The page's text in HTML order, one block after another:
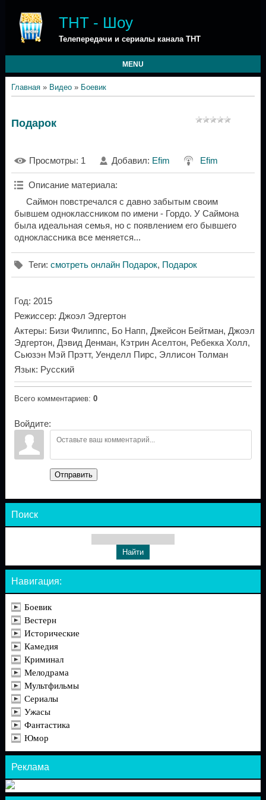
ТНТ - Шоу
Телепередачи и сериалы канала ТНТ
MENU
Главная» Видео» Боевик
Подарок
Просмотры: 1 Добавил: Efim Efim
Описание материала:
Саймон повстречался с давно забытым своим
бывшем одноклассником по имени - Гордо. У Саймона
была идеальная семья, но с появлением его бывшего
одноклассника все меняется...
Теги: смотреть онлайн Подарок, Подарок
Год: 2015
Режиссер: Джоэл Эдгертон
Актеры: Бизи Филиппс, Бо Напп, Джейсон Бейтман, Джоэл
Эдгертон, Дэвид Денман, Кэтрин Аселтон, Ребекка Холл,
Сьюзэн Мэй Прэтт, Уенделл Пирс, Эллисон Толман
Язык: Русский
Всего комментариев: 0
Войдите:
Отправить
Поиск
Навигация:
Боевик
Вестерн
Исторические
Камедия
Криминал
Мелодрама
Мультфильмы
Сериалы
Ужасы
Фантастика
Юмор
Реклама